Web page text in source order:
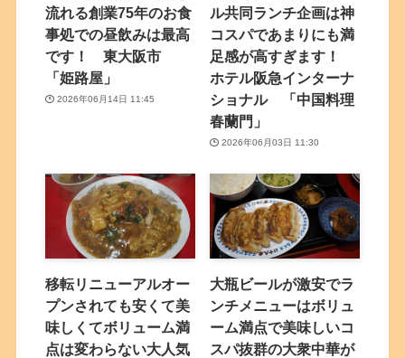
流れる創業75年のお食
事処での昼飲みは最高
です！ 東大阪市
「姫路屋」
2026年06月14日 11:45
ル共同ランチ企画は神
コスパであまりにも満
足感が高すぎます！
ホテル阪急インターナ
ショナル 「中国料理
春蘭門」
2026年06月03日 11:30
移転リニューアルオー
プンされても安くて美
味しくてボリューム満
点は変わらない大人気
大瓶ビールが激安でラ
ンチメニューはボリュ
ーム満点で美味しいコ
スパ抜群の大衆中華が